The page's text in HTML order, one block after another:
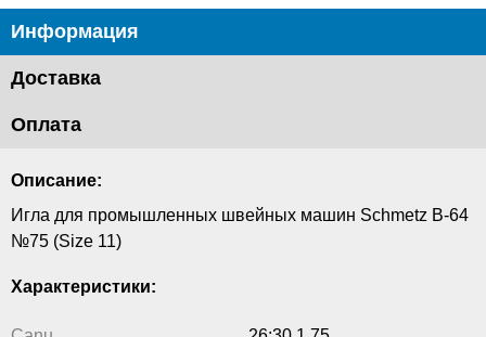
Информация
Доставка
Оплата
Описание:
Игла для промышленных швейных машин Schmetz B-64
№75 (Size 11)
Характеристики: